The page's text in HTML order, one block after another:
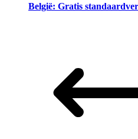
België: Gratis